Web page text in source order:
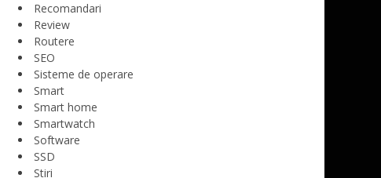
Recomandari
Review
Routere
SEO
Sisteme de operare
Smart
Smart home
Smartwatch
Software
SSD
Stiri